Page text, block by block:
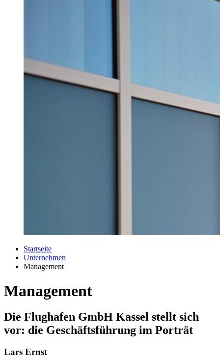
Startseite
Unternehmen
Management
Management
Die Flughafen GmbH Kassel stellt sich
vor: die Geschäftsführung im Porträt
Lars Ernst